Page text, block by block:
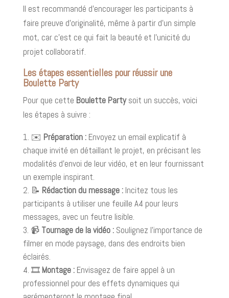
Il est recommandé d'encourager les participants à
faire preuve d’originalité, même à partir d’un simple
mot, car c'est ce qui fait la beauté et l'unicité du
projet collaboratif.
Les étapes essentielles pour réussir une
Boulette Party
Pour que cette Boulette Partysoit un succès, voici
les étapes à suivre :
✉️ Préparation :Envoyez un email explicatif à
chaque invité en détaillant le projet, en précisant les
modalités d'envoi de leur vidéo, et en leur fournissant
un exemple inspirant.
📝 Rédaction du message :Incitez tous les
participants à utiliser une feuille A4 pour leurs
messages, avec un feutre lisible.
📹 Tournage de la vidéo :Soulignez l'importance de
filmer en mode paysage, dans des endroits bien
éclairés.
🎞️ Montage :Envisagez de faire appel à un
professionnel pour des effets dynamiques qui